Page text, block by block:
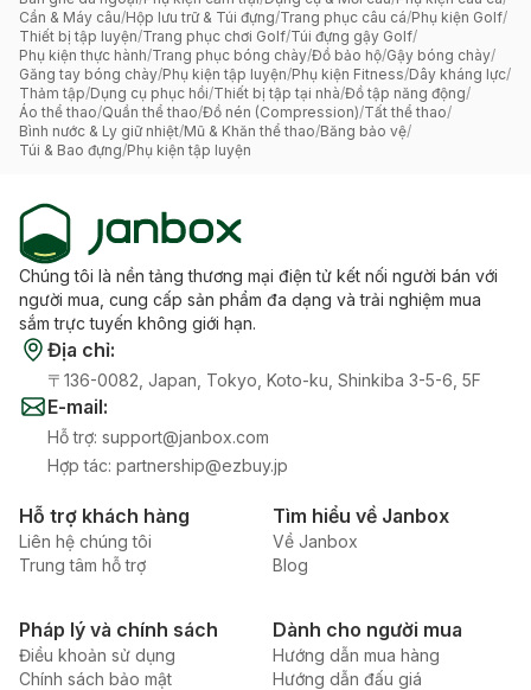
Cần & Máy câu/Hộp lưu trữ & Túi đựng/Trang phục câu cá/Phụ kiện Golf/
Thiết bị tập luyện/Trang phục chơi Golf/Túi đựng gậy Golf/
Phụ kiện thực hành/Trang phục bóng chày/Đồ bảo hộ/Gậy bóng chày/
Găng tay bóng chày/Phụ kiện tập luyện/Phụ kiện Fitness/Dây kháng lực/
Thảm tập/Dụng cụ phục hồi/Thiết bị tập tại nhà/Đồ tập năng động/
Áo thể thao/Quần thể thao/Đồ nén (Compression)/Tất thể thao/
Bình nước & Ly giữ nhiệt/Mũ & Khăn thể thao/Băng bảo vệ/
Túi & Bao đựng/Phụ kiện tập luyện
Chúng tôi là nền tảng thương mại điện tử kết nối người bán với
người mua, cung cấp sản phẩm đa dạng và trải nghiệm mua
sắm trực tuyến không giới hạn.
Địa chỉ:
〒136-0082, Japan, Tokyo, Koto-ku, Shinkiba 3-5-6, 5F
E-mail:
Hỗ trợ: support@janbox.com
Hợp tác: partnership@ezbuy.jp
Hỗ trợ khách hàng
Liên hệ chúng tôi
Trung tâm hỗ trợ
Tìm hiểu về Janbox
Về Janbox
Blog
Pháp lý và chính sách
Điều khoản sử dụng
Chính sách bảo mật
Dành cho người mua
Hướng dẫn mua hàng
Hướng dẫn đấu giá